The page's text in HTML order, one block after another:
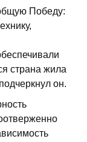
Победу:
страна жила
он.